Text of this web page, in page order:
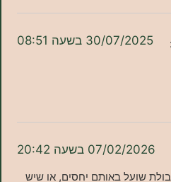
בשעה 08:51
בשעה 20:42
יחסים, או שיש